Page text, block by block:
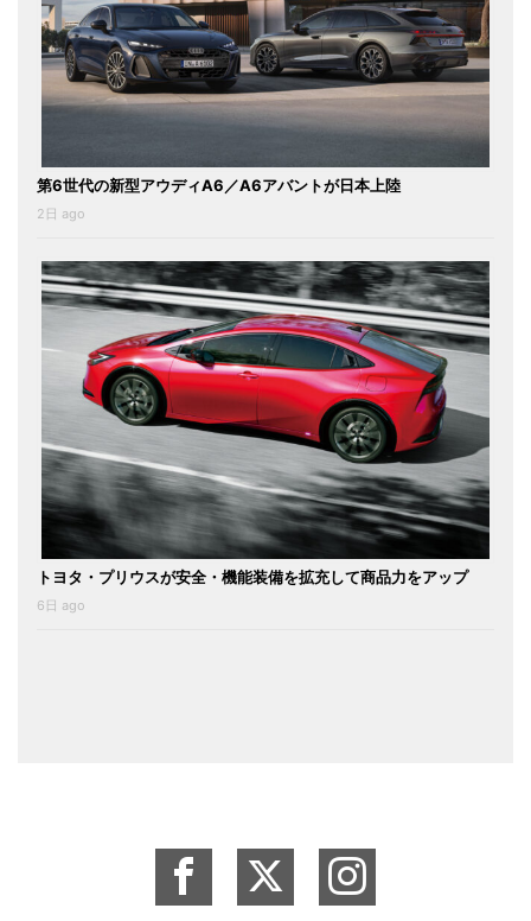
第6世代の新型アウディA6／A6アバントが日本上陸
2日 ago
トヨタ・プリウスが安全・機能装備を拡充して商品力をアップ
6日 ago